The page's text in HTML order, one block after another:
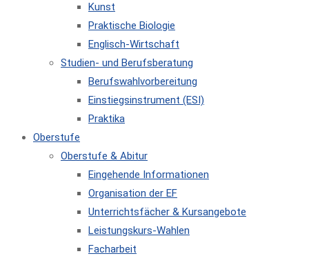
Kunst
Praktische Biologie
Englisch-Wirtschaft
Studien- und Berufsberatung
Berufswahlvorbereitung
Einstiegsinstrument (ESI)
Praktika
Oberstufe
Oberstufe & Abitur
Eingehende Informationen
Organisation der EF
Unterrichtsfächer & Kursangebote
Leistungskurs-Wahlen
Facharbeit